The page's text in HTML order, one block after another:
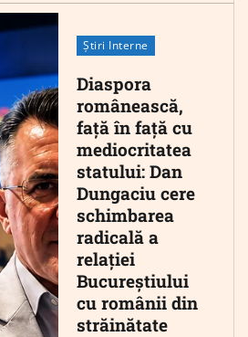
Știri Interne
Diaspora
românească,
față în față cu
mediocritatea
statului: Dan
Dungaciu cere
schimbarea
radicală a
relației
Bucureștiului
cu românii din
străinătate